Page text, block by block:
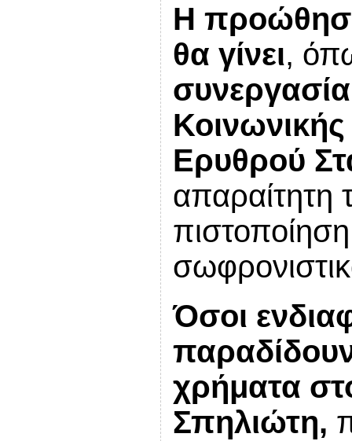
Η
θα γίνει,
συνεργασία
Ερυθρού
απαραίτητη
Όσοι
χρήματα
Σπηλιώτη,